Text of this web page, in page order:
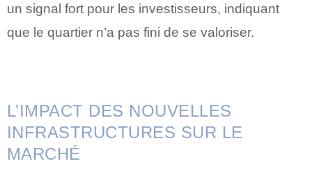
un signal fort pour les investisseurs, indiquant
que le quartier n’a pas fini de se valoriser.
L’IMPACT DES NOUVELLES
INFRASTRUCTURES SUR LE
MARCHÉ